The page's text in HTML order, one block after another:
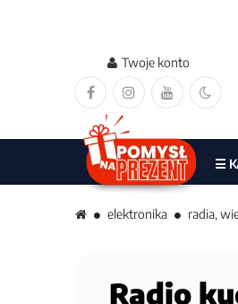
Twoje konto
☰
elektronika radia,
Radio